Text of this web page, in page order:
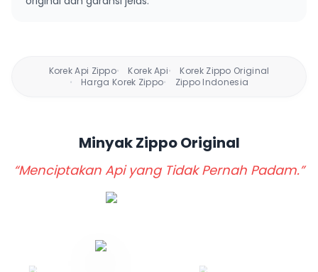
Korek Api Zippo• Korek Api• Korek Zippo Original
• Harga Korek Zippo• Zippo Indonesia
Minyak ZippoOriginal
“Menciptakan Api yang Tidak Pernah Padam.”